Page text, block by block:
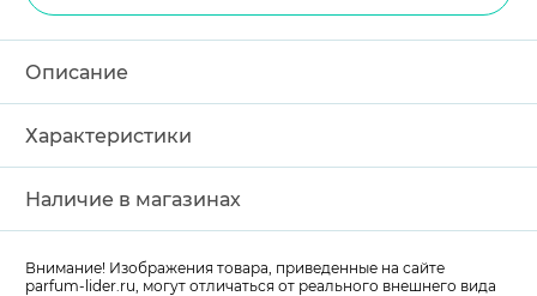
Описание
Характеристики
Наличие в магазинах
Внимание! Изображения товара, приведенные на сайте
parfum-lider.ru, могут отличаться от реального внешнего вида